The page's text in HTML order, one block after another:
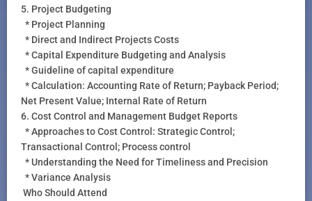
5. Project Budgeting
* Project Planning
* Direct and Indirect Projects Costs
* Capital Expenditure Budgeting and Analysis
* Guideline of capital expenditure
* Calculation: Accounting Rate of Return; Payback Period;
Net Present Value; Internal Rate of Return
6. Cost Control and Management Budget Reports
* Approaches to Cost Control: Strategic Control;
Transactional Control; Process control
* Understanding the Need for Timeliness and Precision
* Variance Analysis
Who Should Attend